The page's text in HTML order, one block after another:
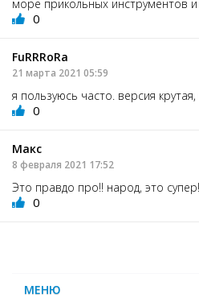
море прикольных инструментов и
0
FuRRRoRа
21 марта 2021 05:59
я пользуюсь часто. версия
0
Макс
8 февраля 2021 17:52
Это правдо про!! народ, это супер!
0
МЕНЮ